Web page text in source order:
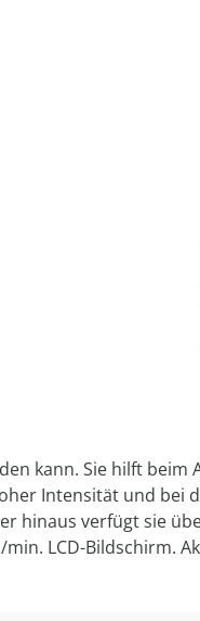
kann. Sie hilft
Intensität und bei
hinaus verfügt sie
LCD-Bildschirm.